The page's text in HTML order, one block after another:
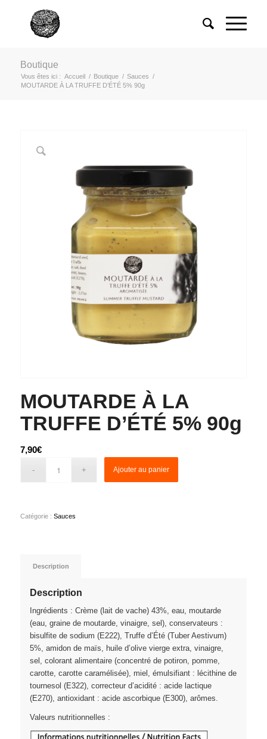
Boutique
Vous êtes ici : Accueil / Boutique / Sauces /
MOUTARDE À LA TRUFFE D’ÉTÉ 5% 90g
MOUTARDE À LA
TRUFFE D’ÉTÉ 5% 90g
7,90€
Ajouter au panier
Catégorie : Sauces
Description
Description
Ingrédients : Crème (lait de vache) 43%, eau, moutarde
(eau, graine de moutarde, vinaigre, sel), conservateurs :
bisulfite de sodium (E222), Truffe d’Été (Tuber Aestivum)
5%, amidon de maïs, huile d’olive vierge extra, vinaigre,
sel, colorant alimentaire (concentré de potiron, pomme,
carotte, carotte caramélisée), miel, émulsifiant : lécithine de
tournesol (E322), correcteur d’acidité : acide lactique
(E270), antioxidant : acide ascorbique (E300), arômes.
Valeurs nutritionnelles :